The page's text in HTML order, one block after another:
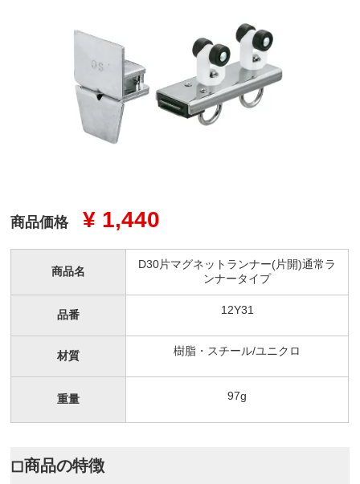
商品価格 ¥ 1,440
商品名
D30片マグネットランナー(片開)通常ラ
ンナータイプ
品番 12Y31
材質 樹脂・スチール/ユニクロ
重量 97g
◻︎商品の特徴